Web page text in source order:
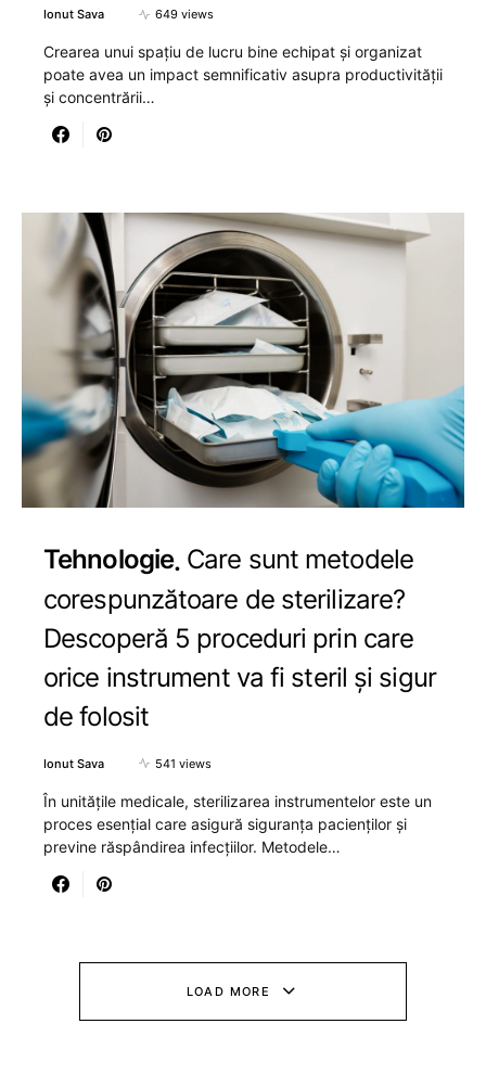
Ionut Sava 649 views
Crearea unui spațiu de lucru bine echipat și organizat
poate avea un impact semnificativ asupra productivității
și concentrării…
Tehnologie Care sunt metodele
corespunzătoare de sterilizare?
Descoperă 5 proceduri prin care
orice instrument va fi steril și sigur
de folosit
Ionut Sava 541 views
În unitățile medicale, sterilizarea instrumentelor este un
proces esențial care asigură siguranța pacienților și
previne răspândirea infecțiilor. Metodele…
LOAD MORE